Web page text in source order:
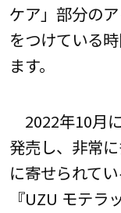
ケア」部分の
をつけている
ます。
2022年10月
発売し、非常
に寄せられて
『UZU モテラ